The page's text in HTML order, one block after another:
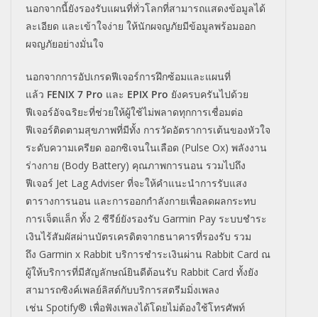
นอกจากนี้ยังรองรับแผนที่ทั่วโลกที่สามารถแสดงข้อมูลได้
ละเอียด และเข้าใจง่าย ให้นักผจญภัยมีข้อมูลพร้อมออก
ผจญภัยอย่างมั่นใจ
นอกจากการอัปเกรดฟีเจอร์การฝึกซ้อมและแผนที่
แล้ว FENIX 7 Pro และ EPIX Pro ยังครบครันไปด้วย
ฟีเจอร์อัจฉริยะที่ช่วยให้ผู้ใช้ไม่พลาดทุกการเชื่อมต่อ
ฟีเจอร์ติดตามสุขภาพที่มีทั้ง การวัดอัตราการเต้นของหัวใจ
ระดับความเครียด ออกซิเจนในเลือด (Pulse Ox) พลังงาน
ร่างกาย (Body Battery) คุณภาพการนอน รวมไปถึง
ฟีเจอร์ Jet Lag Adviser ที่จะให้คำแนะนำการรับแสง
ตารางการนอน และการออกกำลังกายเพื่อลดผลกระทบ
การเจ็ตแล็ก ทั้ง 2 ซีรีย์ยังรองรับ Garmin Pay ระบบชำระ
เงินไร้สัมผัสผ่านบัตรเครดิตจากธนาคารที่รองรับ รวม
ถึง Garmin x Rabbit บริการชำระเงินผ่าน Rabbit Card ณ
ผู้ให้บริการที่มีสัญลักษณ์ยินดีต้อนรับ Rabbit Card ทั้งยัง
สามารถซิงค์เพลย์ลิสต์กับบริการสตรีมมิ่งเพลง
เช่น Spotify® เพื่อฟังเพลงได้โดยไม่ต้องใช้โทรศัพท์